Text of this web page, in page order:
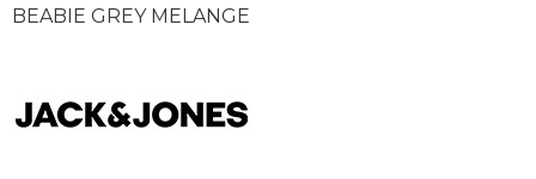
BEABIE GREY MELANGE